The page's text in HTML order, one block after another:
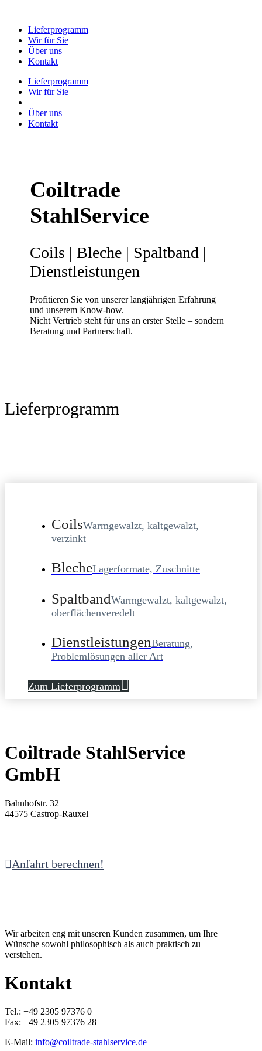
Lieferprogramm
Wir für Sie
Über uns
Kontakt
Lieferprogramm
Wir für Sie
Über uns
Kontakt
Coiltrade
StahlService
Coils | Bleche | Spaltband |
Dienstleistungen
Profitieren Sie von unserer langjährigen Erfahrung
und unserem Know-how.
Nicht Vertrieb steht für uns an erster Stelle – sondern
Beratung und Partnerschaft.
Lieferprogramm
CoilsWarmgewalzt, kaltgewalzt,
verzinkt
BlecheLagerformate, Zuschnitte
SpaltbandWarmgewalzt, kaltgewalzt,
oberflächenveredelt
DienstleistungenBeratung,
Problemlösungen aller Art
Zum Lieferprogramm
Coiltrade StahlService
GmbH
Bahnhofstr. 32
44575 Castrop-Rauxel
Anfahrt berechnen!
Wir arbeiten eng mit unseren Kunden zusammen, um Ihre
Wünsche sowohl philosophisch als auch praktisch zu
verstehen.
Kontakt
Tel.: +49 2305 97376 0
Fax: +49 2305 97376 28
E-Mail: info@coiltrade-stahlservice.de